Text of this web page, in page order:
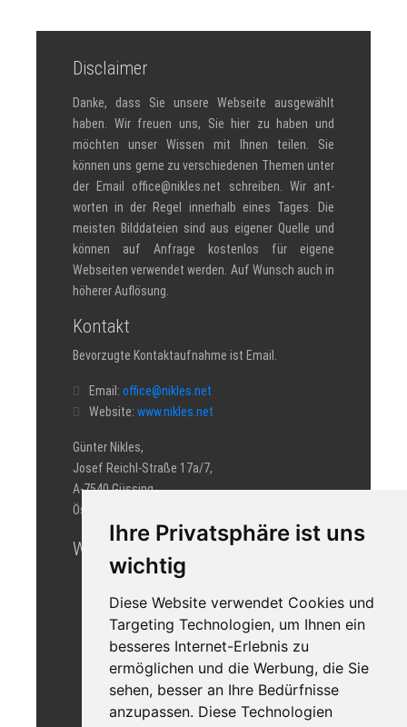
Ihre Privatsphäre ist uns
wichtig
Diese Website verwendet Cookies und
Targeting Technologien, um Ihnen ein
besseres Internet-Erlebnis zu
ermöglichen und die Werbung, die Sie
sehen, besser an Ihre Bedürfnisse
anzupassen. Diese Technologien
Disclaimer
Danke, dass Sie unsere Webseite ausgewählt
haben. Wir freuen uns, Sie hier zu haben und
möchten unser Wissen mit Ihnen teilen. Sie
können uns gerne zu verschiedenen Themen unter
der Email office@nikles.net schreiben. Wir ant­
worten in der Regel innerhalb eines Tages. Die
meisten Bilddateien sind aus eigener Quelle und
können auf Anfrage kostenlos für eigene
Webseiten verwendet werden. Auf Wunsch auch in
höherer Auflösung.
Kontakt
Bevorzugte Kontaktaufnahme ist Email.
Email: office@nikles.net
Website: www.nikles.net
Günter Nikles,
Josef Reichl-Straße 17a/7,
A-7540 Güssing
Österreich
Wir auf Facebook
GÜNTER NIKLES AUF FACEBOOK
SÜDBURGENLAND AUF FACEBOOK
ST. NIKOLAUS AUF FACEBOOK